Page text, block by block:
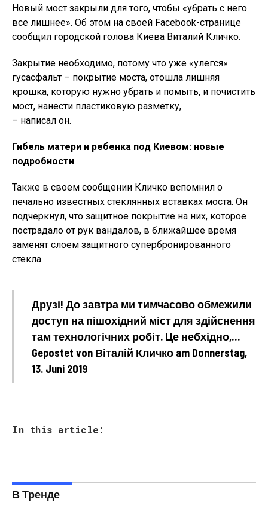
Новый мост закрыли для того, чтобы «убрать с него
все лишнее». Об этом на своей Facebook-странице
сообщил городской голова Киева Виталий Кличко.
Закрытие необходимо, потому что уже «улегся»
гусасфальт – покрытие моста, отошла лишняя
крошка, которую нужно убрать и помыть, и почистить
мост, нанести пластиковую разметку,
– написал он.
Гибель матери и ребенка под Киевом: новые
подробности
Также в своем сообщении Кличко вспомнил о
печально известных стеклянных вставках моста. Он
подчеркнул, что защитное покрытие на них, которое
пострадало от рук вандалов, в ближайшее время
заменят слоем защитного супербронированного
стекла.
Друзі! До завтра ми тимчасово обмежили
доступ на пішохідний міст для здійснення
там технологічних робіт. Це небхідно,…
Gepostet von Віталій Кличко am Donnerstag,
13. Juni 2019
In this article:
В Тренде